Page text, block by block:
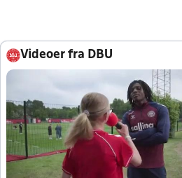
Videoer fra DBU